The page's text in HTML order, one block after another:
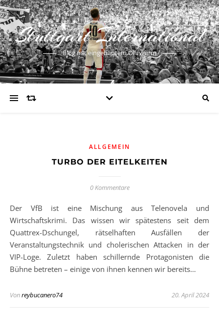
Stuttgart International
Blog mit eingebautem Ohrwurm
ALLGEMEIN
TURBO DER EITELKEITEN
0 Kommentare
Der VfB ist eine Mischung aus Telenovela und
Wirtschaftskrimi. Das wissen wir spätestens seit dem
Quattrex-Dschungel, rätselhaften Ausfällen der
Veranstaltungstechnik und cholerischen Attacken in der
VIP-Loge. Zuletzt haben schillernde Protagonisten die
Bühne betreten – einige von ihnen kennen wir bereits…
Vonreybucanero74 20. April 2024